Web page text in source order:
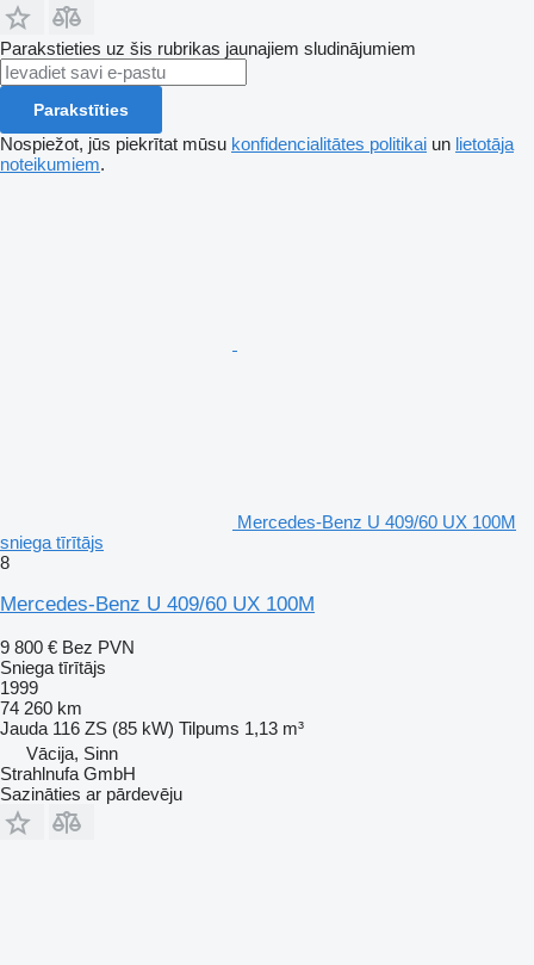
Parakstieties uz šis rubrikas jaunajiem sludinājumiem
Parakstīties
Nospiežot, jūs piekrītat mūsu konfidencialitātes politikai un lietotāja
noteikumiem.
Mercedes-Benz U 409/60 UX 100M
sniega tīrītājs
8
Mercedes-Benz U 409/60 UX 100M
9 800 € Bez PVN
Sniega tīrītājs
1999
74 260 km
Jauda 116 ZS (85 kW) Tilpums 1,13 m³
Vācija, Sinn
Strahlnufa GmbH
Sazināties ar pārdevēju